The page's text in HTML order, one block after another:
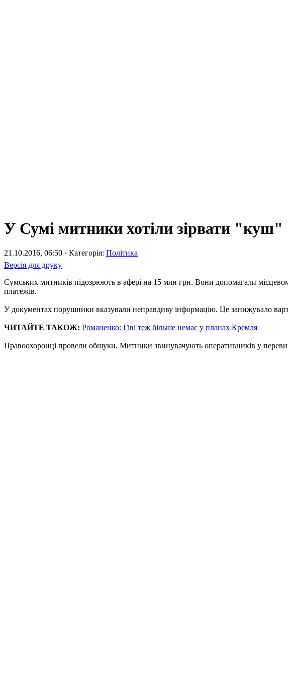
У Сумі митники хотіли зірвати "куш"
21.10.2016, 06:50 · Категорія: Політика
Версія для друку
Сумських митників підозрюють в афері на 15 млн грн. Вони допомагали
платежів.
У документах порушники вказували неправдиву інформацію. Це занижувало
ЧИТАЙТЕ ТАКОЖ: Романенко: Гіві теж більше немає у планах Кремля
Правоохоронці провели обшуки. Митники звинувачують оперативників у